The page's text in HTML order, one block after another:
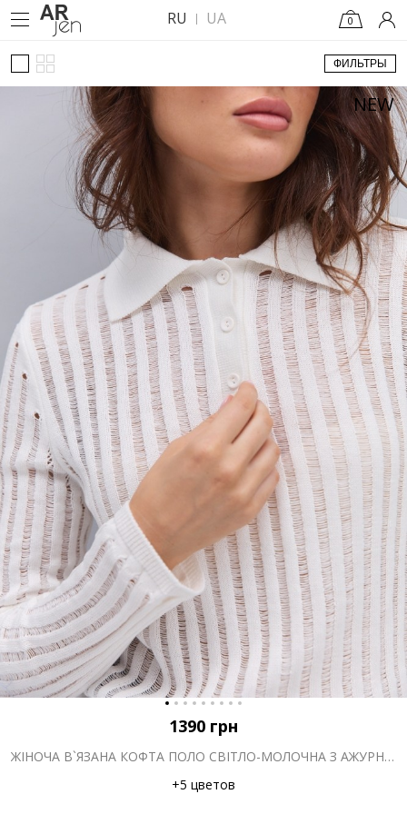
RU UA 0
ФИЛЬТРЫ
NEW
1390 грн
ЖІНОЧА В`ЯЗАНА КОФТА ПОЛО СВІТЛО-МОЛОЧНА З АЖУРНИМИ СМУЖКАМИ
+5 цветов